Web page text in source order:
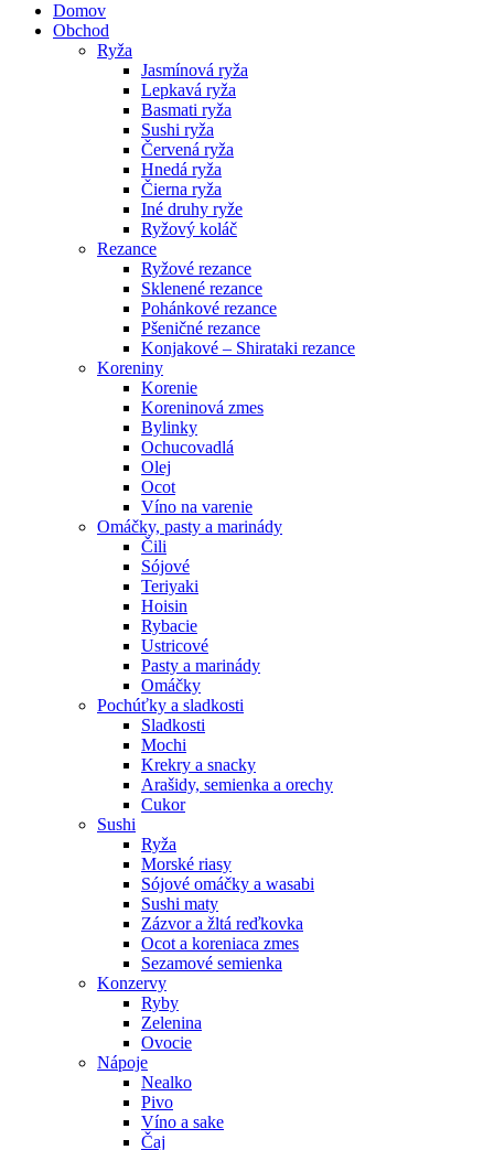
Domov
Obchod
Ryža
Jasmínová ryža
Lepkavá ryža
Basmati ryža
Sushi ryža
Červená ryža
Hnedá ryža
Čierna ryža
Iné druhy ryže
Ryžový koláč
Rezance
Ryžové rezance
Sklenené rezance
Pohánkové rezance
Pšeničné rezance
Konjakové – Shirataki rezance
Koreniny
Korenie
Koreninová zmes
Bylinky
Ochucovadlá
Olej
Ocot
Víno na varenie
Omáčky, pasty a marinády
Čili
Sójové
Teriyaki
Hoisin
Rybacie
Ustricové
Pasty a marinády
Omáčky
Pochúťky a sladkosti
Sladkosti
Mochi
Krekry a snacky
Arašidy, semienka a orechy
Cukor
Sushi
Ryža
Morské riasy
Sójové omáčky a wasabi
Sushi maty
Zázvor a žltá reďkovka
Ocot a koreniaca zmes
Sezamové semienka
Konzervy
Ryby
Zelenina
Ovocie
Nápoje
Nealko
Pivo
Víno a sake
Čaj